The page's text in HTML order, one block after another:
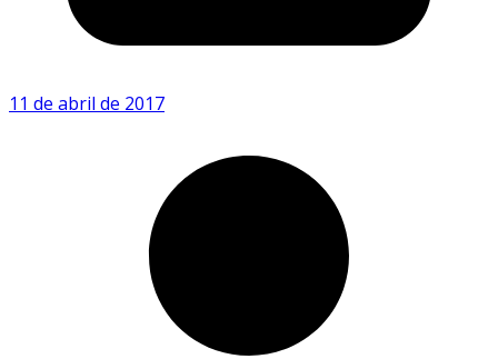
11 de abril de 2017